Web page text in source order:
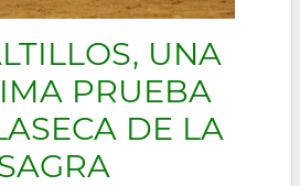
UNA
PRUEBA
DE LA